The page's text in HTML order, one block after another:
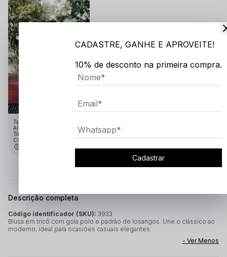
Tamanho:GG
Altura: 1.91
Tórax: 1.10
Cintura: 75
Descrição completa
Código identificador (SKU): 3933
Blusa em tricô com gola polo e padrão de losangos. Une o clássico ao
moderno, ideal para ocasiões casuais elegantes.
CADASTRE, GANHE E APROVEITE!
10% de desconto na primeira compra.
Cadastrar